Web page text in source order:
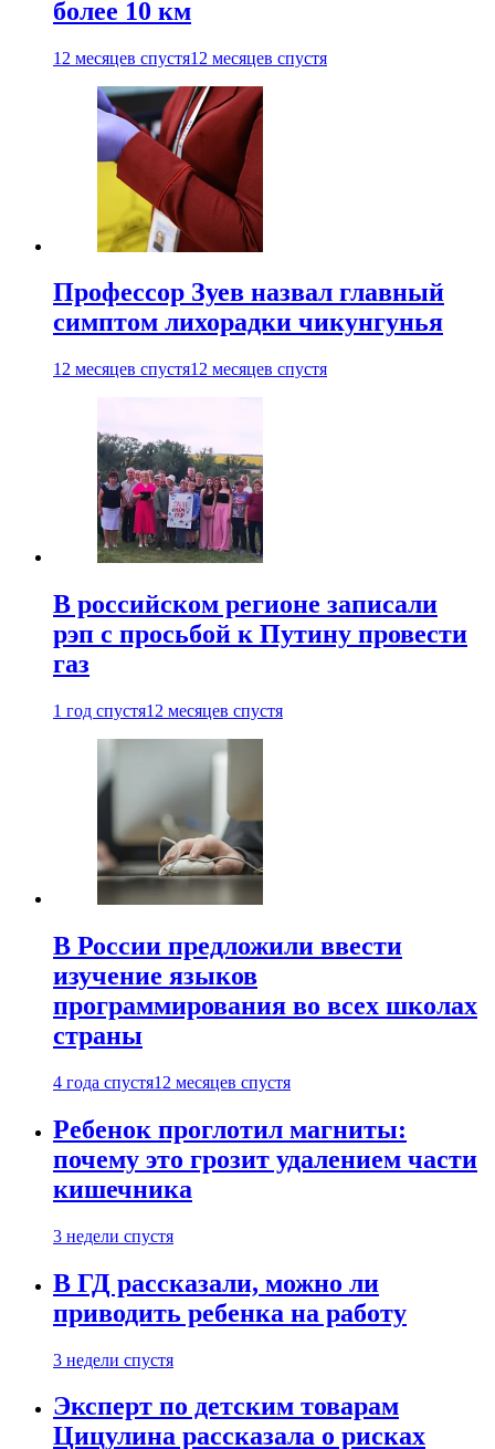
более 10 км
12 месяцев спустя12 месяцев спустя
Профессор Зуев назвал главный
симптом лихорадки чикунгунья
12 месяцев спустя12 месяцев спустя
В российском регионе записали
рэп с просьбой к Путину провести
газ
1 год спустя12 месяцев спустя
В России предложили ввести
изучение языков
программирования во всех школах
страны
4 года спустя12 месяцев спустя
Ребенок проглотил магниты:
почему это грозит удалением части
кишечника
3 недели спустя
В ГД рассказали, можно ли
приводить ребенка на работу
3 недели спустя
Эксперт по детским товарам
Цицулина рассказала о рисках